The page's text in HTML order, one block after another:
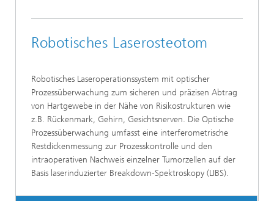
Robotisches Laserosteotom
Robotisches Laseroperationssystem mit optischer
Prozessüberwachung zum sicheren und präzisen Abtrag
von Hartgewebe in der Nähe von Risikostrukturen wie
z.B. Rückenmark, Gehirn, Gesichtsnerven. Die Optische
Prozessüberwachung umfasst eine interferometrische
Restdickenmessung zur Prozesskontrolle und den
intraoperativen Nachweis einzelner Tumorzellen auf der
Basis laserinduzierter Breakdown-Spektroskopy (LIBS).